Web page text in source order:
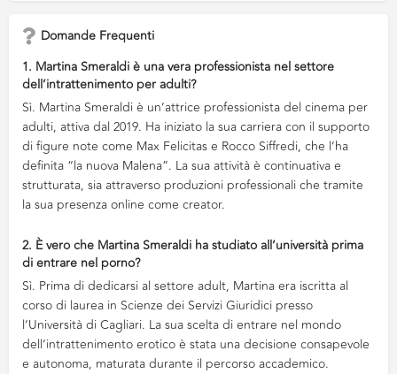
Domande Frequenti
1. Martina Smeraldi è una vera professionista nel settore
dell’intrattenimento per adulti?
Sì. Martina Smeraldi è un’attrice professionista del cinema per
adulti, attiva dal 2019. Ha iniziato la sua carriera con il supporto
di figure note come Max Felicitas e Rocco Siffredi, che l’ha
definita “la nuova Malena”. La sua attività è continuativa e
strutturata, sia attraverso produzioni professionali che tramite
la sua presenza online come creator.
2. È vero che Martina Smeraldi ha studiato all’università prima
di entrare nel porno?
Sì. Prima di dedicarsi al settore adult, Martina era iscritta al
corso di laurea in Scienze dei Servizi Giuridici presso
l’Università di Cagliari. La sua scelta di entrare nel mondo
dell’intrattenimento erotico è stata una decisione consapevole
e autonoma, maturata durante il percorso accademico.